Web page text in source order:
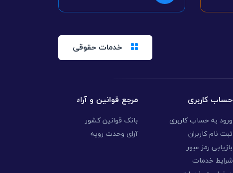
خدمات حقوقی
حساب کاربری
ورود به حساب کاربری
ثبت نام کاربران
بازیابی رمز عبور
شرایط خدمات
مرجع قوانین و آراء
بانک قوانین کشور
آرای وحدت رویه